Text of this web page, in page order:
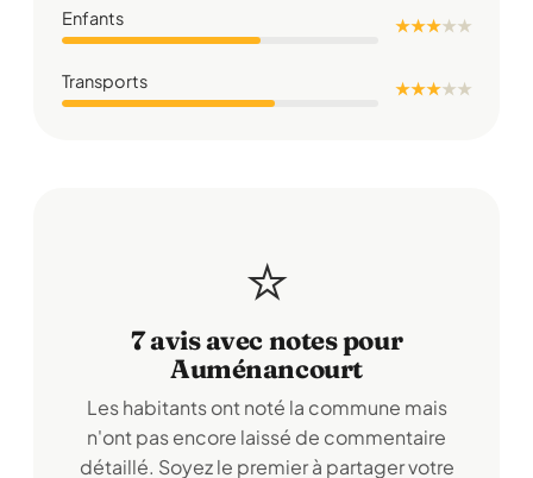
Enfants ★ ★ ★★★
Transports ★ ★ ★★★
⭐
7 avis avec notes pour
Auménancourt
Les habitants ont noté la commune mais
n'ont pas encore laissé de commentaire
détaillé. Soyez le premier à partager votre